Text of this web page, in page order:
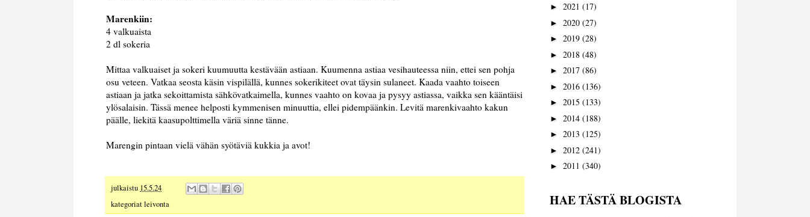
Marenkiin:
4 valkuaista
2 dl sokeria
Mittaa valkuaiset ja sokeri kuumuutta kestävään astiaan. Kuumenna astiaa vesihauteessa niin, ettei sen pohja
osu veteen. Vatkaa seosta käsin vispilällä, kunnes sokerikiteet ovat täysin sulaneet. Kaada vaahto toiseen
astiaan ja jatka sekoittamista sähkövatkaimella, kunnes vaahto on kovaa ja pysyy astiassa, vaikka sen kääntäisi
ylösalaisin. Tässä menee helposti kymmenisen minuuttia, ellei pidempäänkin. Levitä marenkivaahto kakun
päälle, liekitä kaasupolttimella väriä sinne tänne.
Marengin pintaan vielä vähän syötäviä kukkia ja avot!
julkaistu 15.5.24
kategoriatleivonta
► 2021 (17)
► 2020 (27)
► 2019 (28)
► 2018 (48)
► 2017 (86)
► 2016 (136)
► 2015 (133)
► 2014 (188)
► 2013 (125)
► 2012 (241)
► 2011 (340)
HAE TÄSTÄ BLOGISTA